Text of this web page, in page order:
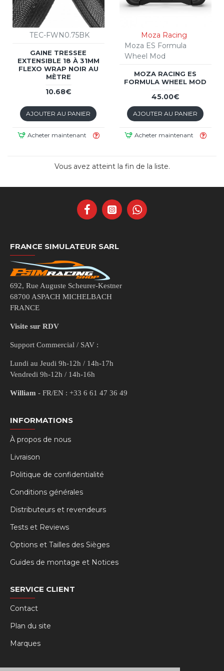
TEC-FWN0.75BK
GAINE TRESSEE
EXTENSIBLE 18 À 31MM
FLEXO WRAP NOIR AU
MÈTRE
10.68€
AJOUTER AU PANIER
Acheter maintenant
Moza Racing
Moza ES Formula
Wheel Mod
MOZA RACING ES
FORMULA WHEEL MOD
45.00€
AJOUTER AU PANIER
Acheter maintenant
Vous avez atteint la fin de la liste.
FRANCE SIMULATEUR SARL
692, Rue Auguste Scheurer-Kestner
68700 ASPACH MICHELBACH
FRANCE
Visite sur RDV
Support Commercial / SAV :
Lundi au Jeudi 9h-12h / 14h-17h
Vendredi 9h-12h / 14h-16h
William - FR/EN : +33 6 61 47 36 49
INFORMATIONS
À propos de nous
Livraison
Politique de confidentialité
Conditions générales
Distributeurs et revendeurs
Tests et Reviews
Options et Tailles des Sièges
Guides de montage et Notices
SERVICE CLIENT
Contact
Plan du site
Marques